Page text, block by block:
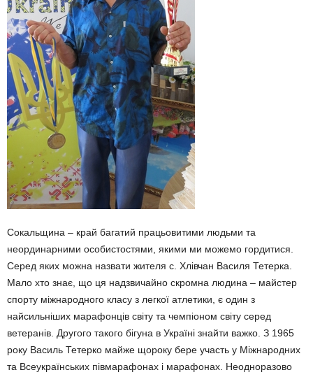
Сокальщина – край багатий працьовитими людьми та
неординарними особистостями, якими ми можемо гордитися.
Серед яких можна назвати жителя с. Хлівчан Василя Тетерка.
Мало хто знає, що ця надзвичайно скромна людина – майстер
спорту міжнародного класу з легкої атлетики, є один з
найсильніших марафонців світу та чемпіоном світу серед
ветеранів. Другого такого бігуна в Україні знайти важко. З 1965
року Василь Тетерко майже щороку бере участь у Міжнародних
та Всеукраїнських півмарафонах і марафонах. Неодноразово